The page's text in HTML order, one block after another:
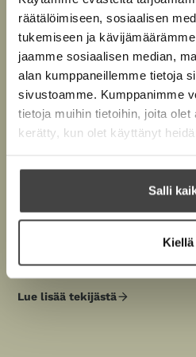
räätälöimiseen, sosiaalisen
tukemiseen ja
jaamme sosiaalisen median,
alan kumppaneillemme tietoja
sivustoamme. Kumppanimme
tietoja muihin tietoihin, joita olet
kerätty, kun olet käyttänyt
Salli
Kiellä
n
e
Tuomo
Tuomo Pirttimaa on
vapaa toimittaja, joka
vahvatunnelmaisesta ja
kerronnastaan. Hän kuvaa
Ihmisiä, jotka usein eivät tule
romaanit, teoskokonaisuuden
rikosdraamatHete(2021) ja
kärpästä
(2024) ovat saaneet
kriitikoilta kuin lukijoiltakin.
Lue lisää tekijästä
T